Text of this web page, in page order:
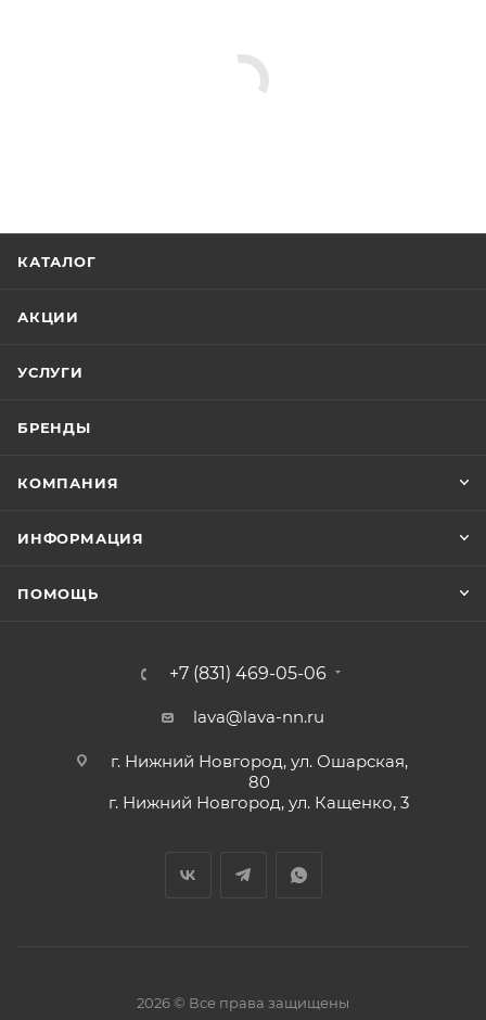
КАТАЛОГ
АКЦИИ
УСЛУГИ
БРЕНДЫ
КОМПАНИЯ
ИНФОРМАЦИЯ
ПОМОЩЬ
+7 (831) 469-05-06
lava@lava-nn.ru
г. Нижний Новгород, ул. Ошарская,
80
г. Нижний Новгород, ул. Кащенко, 3
2026 © Все права защищены